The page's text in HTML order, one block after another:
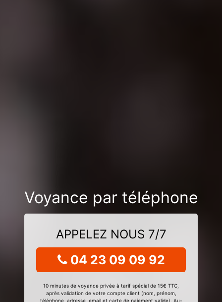
Voyance par téléphone
APPELEZ NOUS 7/7
04 23 09 09 92
10 minutes de voyance privée à tarif spécial de 15€ TTC,
après validation de votre compte client (nom, prénom,
téléphone, adresse, email et carte de paiement valide). Au-